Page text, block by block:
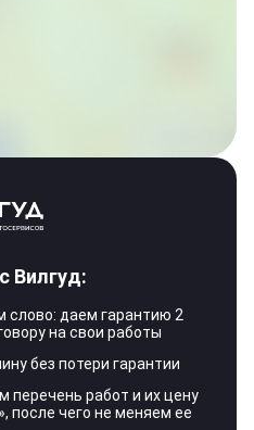
Вилгуд:
даем гарантию 2
на свои работы
без потери гарантии
перечень работ и их цену
после чего не меняем ее